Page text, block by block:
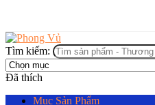
Tìm kiếm:
Đã thích
Mục Sản Phẩm